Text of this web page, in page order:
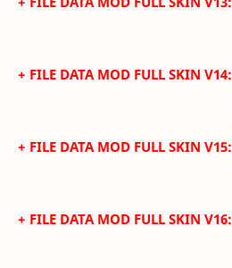
+ FILE DATA MOD FULL SKIN V14:
+ FILE DATA MOD FULL SKIN V15:
+ FILE DATA MOD FULL SKIN V16: